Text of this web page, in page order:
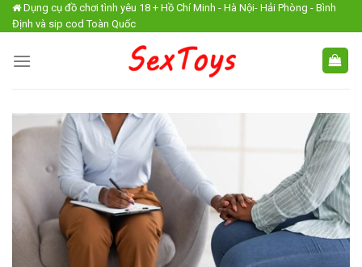
Skip
to
Dụng cụ đồ chơi tình yêu 18 + Hồ Chí Minh - Hà Nội- Hải Phòng - Bình
Định và sip cod Toàn Quốc